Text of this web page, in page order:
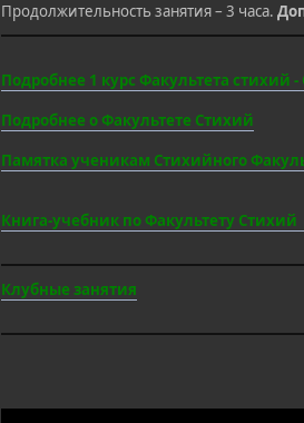
Продолжительность занятия – 3 часа.
Подробнее 1 курс Факультета стихий
Подробнее о Факультете Стихий
Памятка ученикам Стихийного
Книга-учебник по Факультету
Клубные занятия